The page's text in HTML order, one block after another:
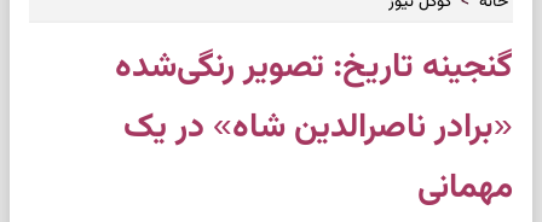
گنجینه تاریخ: تصویر رنگی‌شده
«برادر ناصرالدین شاه» در یک
مهمانی